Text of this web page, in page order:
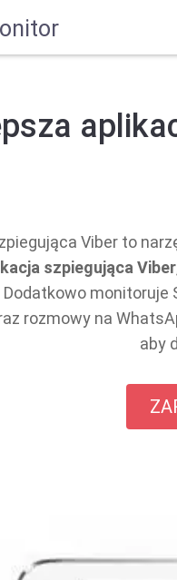
Viber to
szpiegująca Viber
Dodatkowo
rozmowy na
aby